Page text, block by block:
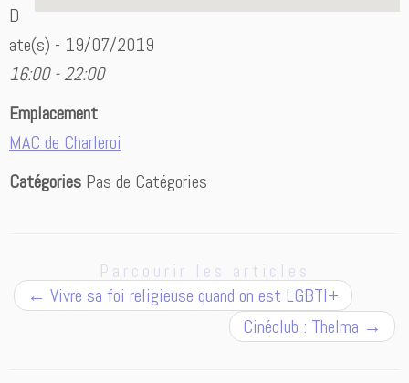
D
ate(s) - 19/07/2019
16:00 - 22:00
Emplacement
MAC de Charleroi
Catégories Pas de Catégories
Parcourir les articles
← Vivre sa foi religieuse quand on est LGBTI+
Cinéclub : Thelma →